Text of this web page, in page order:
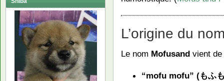
L’origine du
Le nom Mofusand vient
“mofu mofu” (もふ